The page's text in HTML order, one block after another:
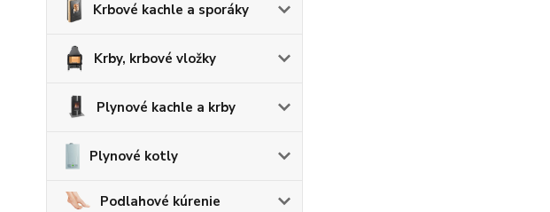
Krbové kachle a sporáky
Krby, krbové vložky
Plynové kachle a krby
Plynové kotly
Podlahové kúrenie